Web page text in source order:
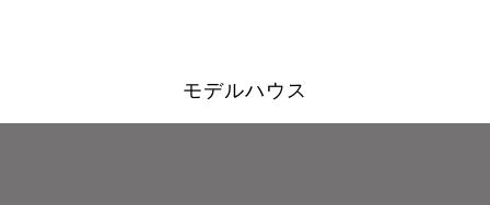
モデルハウス